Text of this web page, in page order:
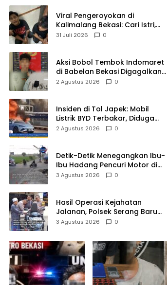
Viral Pengeroyokan di
Kalimalang Bekasi: Cari Istri,
Suami Malah Dianiaya
31 Juli 2026 0
Aksi Bobol Tembok Indomaret
di Babelan Bekasi Digagalkan
Satpam dan Warga, Dua
2 Agustus 2026 0
Insiden di Tol Japek: Mobil
Listrik BYD Terbakar, Diduga
Gangguan Korsleting Listrik
2 Agustus 2026 0
Detik-Detik Menegangkan Ibu-
Ibu Hadang Pencuri Motor di
Purwasari Karawang, Pelaku
3 Agustus 2026 0
Hasil Operasi Kejahatan
Jalanan, Polsek Serang Baru
Serahkan Motor Hilang ke
3 Agustus 2026 0